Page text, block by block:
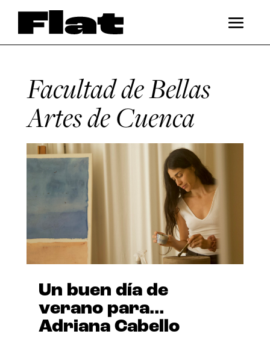
Facultad de Bellas
Artes de Cuenca
Un buen día de
verano para…
Adriana Cabello